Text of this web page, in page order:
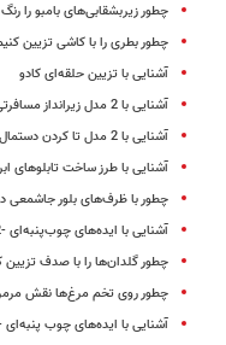
چطور زیربشقابی‌های بامبو را
چطور بطری را با کاشی تزیین
آشنایی با تزیین حلقه‌ای کادو
آشنایی با 2 مدل زیرانداز مسافرتی
آشنایی با 2 مدل تا کردن دستمال سفره
آشنایی با طرز ساخت تابلوهای
چطور با ظرف‌های بلور جاشمعی
آشنایی با ایده‌های چوب‌پنبه‌ای -2
چطور گلدان‌ها را با صدف تزیین
چطور روی تخم‌ مرغ‌ها نقش
آشنایی با ایده‌های چوب پنبه‌ای -